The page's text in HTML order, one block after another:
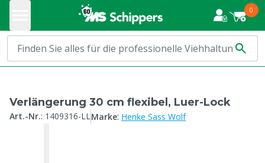
0
Verlängerung 30 cm flexibel, Luer-Lock
Art.-Nr.: 1409316-LLMarke: Henke Sass Wolf